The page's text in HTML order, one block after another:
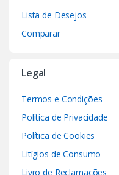
Lista de Desejos
Comparar
Legal
Termos e Condições
Política de Privacidade
Política de Cookies
Litígios de Consumo
Livro de Reclamações